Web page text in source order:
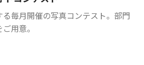
毎月開催の写真コンテスト。部門
用意。